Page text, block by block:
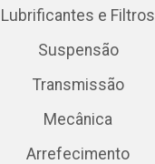
Lubrificantes e Filtros
Suspensão
Transmissão
Mecânica
Arrefecimento